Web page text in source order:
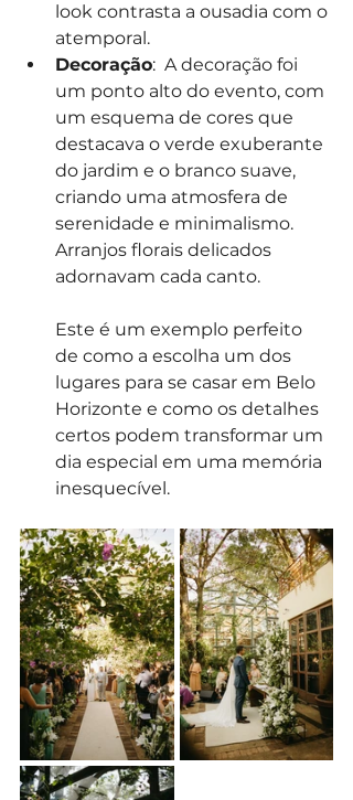
look contrasta a ousadia com o
atemporal.
Decoração:  A decoração foi
um ponto alto do evento, com
um esquema de cores que
destacava o verde exuberante
do jardim e o branco suave,
criando uma atmosfera de
serenidade e minimalismo.
Arranjos florais delicados
adornavam cada canto.
Este é um exemplo perfeito
de como a escolha um dos
lugares para se casar em Belo
Horizonte e como os detalhes
certos podem transformar um
dia especial em uma memória
inesquecível.